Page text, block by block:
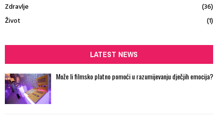
Zdravlje
(36)
Život
(1)
LATEST NEWS
Može li filmsko platno pomoći u razumijevanju dječjih emocija?